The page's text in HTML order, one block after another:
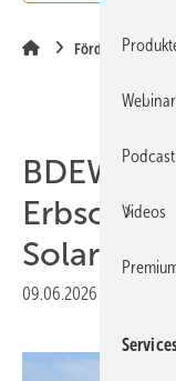
Förderung
BDEW
Solarparks
09.06.2026
Podcast
Videos